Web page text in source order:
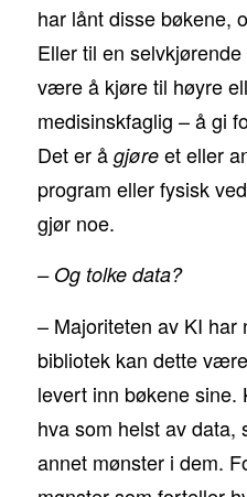
har lånt disse bøkene,
Eller til en
være å kjøre til høyre
medisinskfaglig – å gi
Det er å gjøreet eller
program eller fysisk
gjør noe.
– Og tolke data?
– Majoriteten av KI har
bibliotek kan dette
levert inn bøkene sine.
hva som helst av data,
annet mønster i dem.